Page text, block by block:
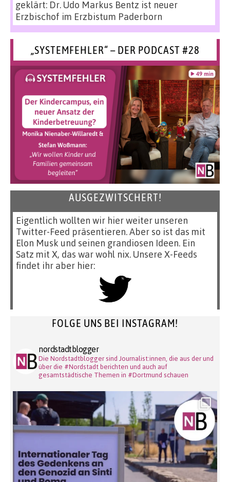
geklärt: Dr. Udo Markus Bentz ist neuer
Erzbischof im Erzbistum Paderborn
„SYSTEMFEHLER“ – DER PODCAST #28
AUSGEZWITSCHERT!
Eigentlich wollten wir hier weiter unseren
Twitter-Feed präsentieren. Aber so ist das mit
Elon Musk und seinen grandiosen Ideen. Ein
Satz mit X, das war wohl nix. Unsere X-Feeds
findet ihr aber hier:
FOLGE UNS BEI INSTAGRAM!
nordstadtblogger
Die Nordstadtblogger sind Journalist:innen, die aus der und
über die #Nordstadt berichten und auch auf
gesamtstädtische Themen in #Dortmund schauen